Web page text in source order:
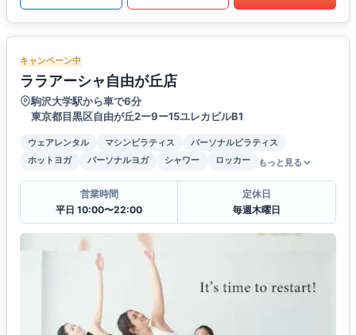
キャンペーン中
ララアーシャ自由が丘店
駒沢大学駅から車で6分
東京都目黒区自由が丘2ー9ー15ユレカビルB1
ウェアレンタル マシンピラティス
パーソナルピラティス
ホットヨガ
パーソナルヨガ シャワー ロッカー もっと見る
営業時間
平日 10:00〜22:00
定休日
毎週木曜日